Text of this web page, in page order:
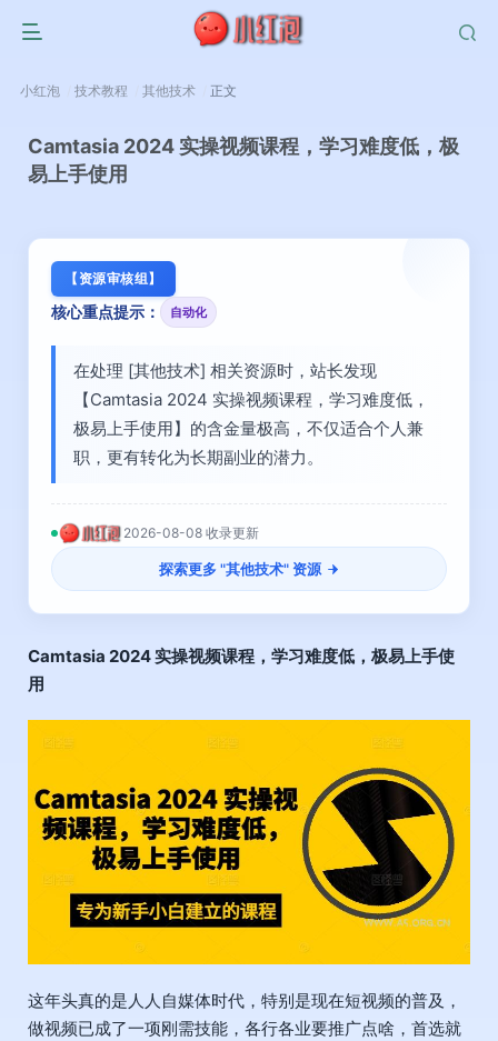
小红泡 技术教程 其他技术 正文
Camtasia 2024 实操视频课程，学习难度低，极
易上手使用
【资源审核组】
核心重点提示： 自动化
在处理 [其他技术] 相关资源时，站长发现
【Camtasia 2024 实操视频课程，学习难度低，
极易上手使用】的含金量极高，不仅适合个人兼
职，更有转化为长期副业的潜力。
2026-08-08 收录更新
探索更多 "其他技术" 资源
Camtasia 2024 实操视频课程 ，学习难度低，极易上手使
用
这年头真的是人人自媒体时代，特别是现在短视频的普及，
做视频已成了一项刚需技能，各行各业要推广点啥，首选就